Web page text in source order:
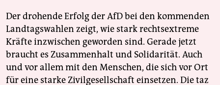
Der drohende Erfolg der AfD bei den kommenden
Landtagswahlen zeigt, wie stark rechtsextreme
Kräfte inzwischen geworden sind. Gerade jetzt
braucht es Zusammenhalt und Solidarität. Auch
und vor allem mit den Menschen, die sich vor Ort
für eine starke Zivilgesellschaft einsetzen. Die taz